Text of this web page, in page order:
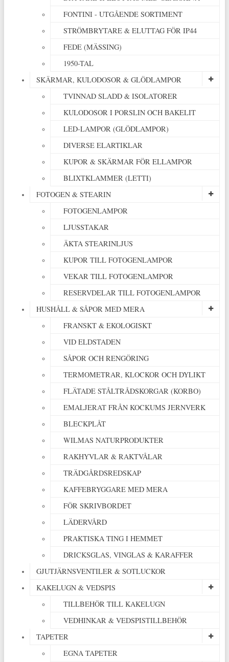
FONTINI - UTGÅENDE SORTIMENT
STRÖMBRYTARE & ELUTTAG FÖR IP44
FEDE (MÄSSING)
1950-TAL
SKÄRMAR, KULODOSOR & GLÖDLAMPOR
TVINNAD SLADD & ISOLATORER
KULODOSOR I PORSLIN OCH BAKELIT
LED-LAMPOR (GLÖDLAMPOR)
DIVERSE ELARTIKLAR
KUPOR & SKÄRMAR FÖR ELLAMPOR
BLIXTKLAMMER (LETTI)
FOTOGEN & STEARIN
FOTOGENLAMPOR
LJUSSTAKAR
ÄKTA STEARINLJUS
KUPOR TILL FOTOGENLAMPOR
VEKAR TILL FOTOGENLAMPOR
RESERVDELAR TILL FOTOGENLAMPOR
HUSHÅLL & SÅPOR MED MERA
FRANSKT & EKOLOGISKT
VID ELDSTADEN
SÅPOR OCH RENGÖRING
TERMOMETRAR, KLOCKOR OCH DYLIKT
FLÄTADE STÅLTRÅDSKORGAR (KORBO)
EMALJERAT FRÅN KOCKUMS JERNVERK
BLECKPLÅT
WILMAS NATURPRODUKTER
RAKHYVLAR & RAKTVÅLAR
TRÄDGÅRDSREDSKAP
KAFFEBRYGGARE MED MERA
FÖR SKRIVBORDET
LÄDERVÅRD
PRAKTISKA TING I HEMMET
DRICKSGLAS, VINGLAS & KARAFFER
GJUTJÄRNSVENTILER & SOTLUCKOR
KAKELUGN & VEDSPIS
TILLBEHÖR TILL KAKELUGN
VEDHINKAR & VEDSPISTILLBEHÖR
TAPETER
EGNA TAPETER